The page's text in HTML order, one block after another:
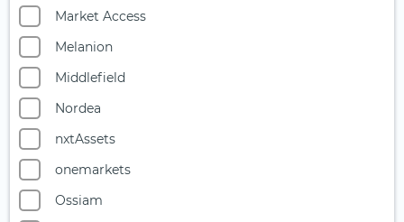
Market Access
Melanion
Middlefield
Nordea
nxtAssets
onemarkets
Ossiam